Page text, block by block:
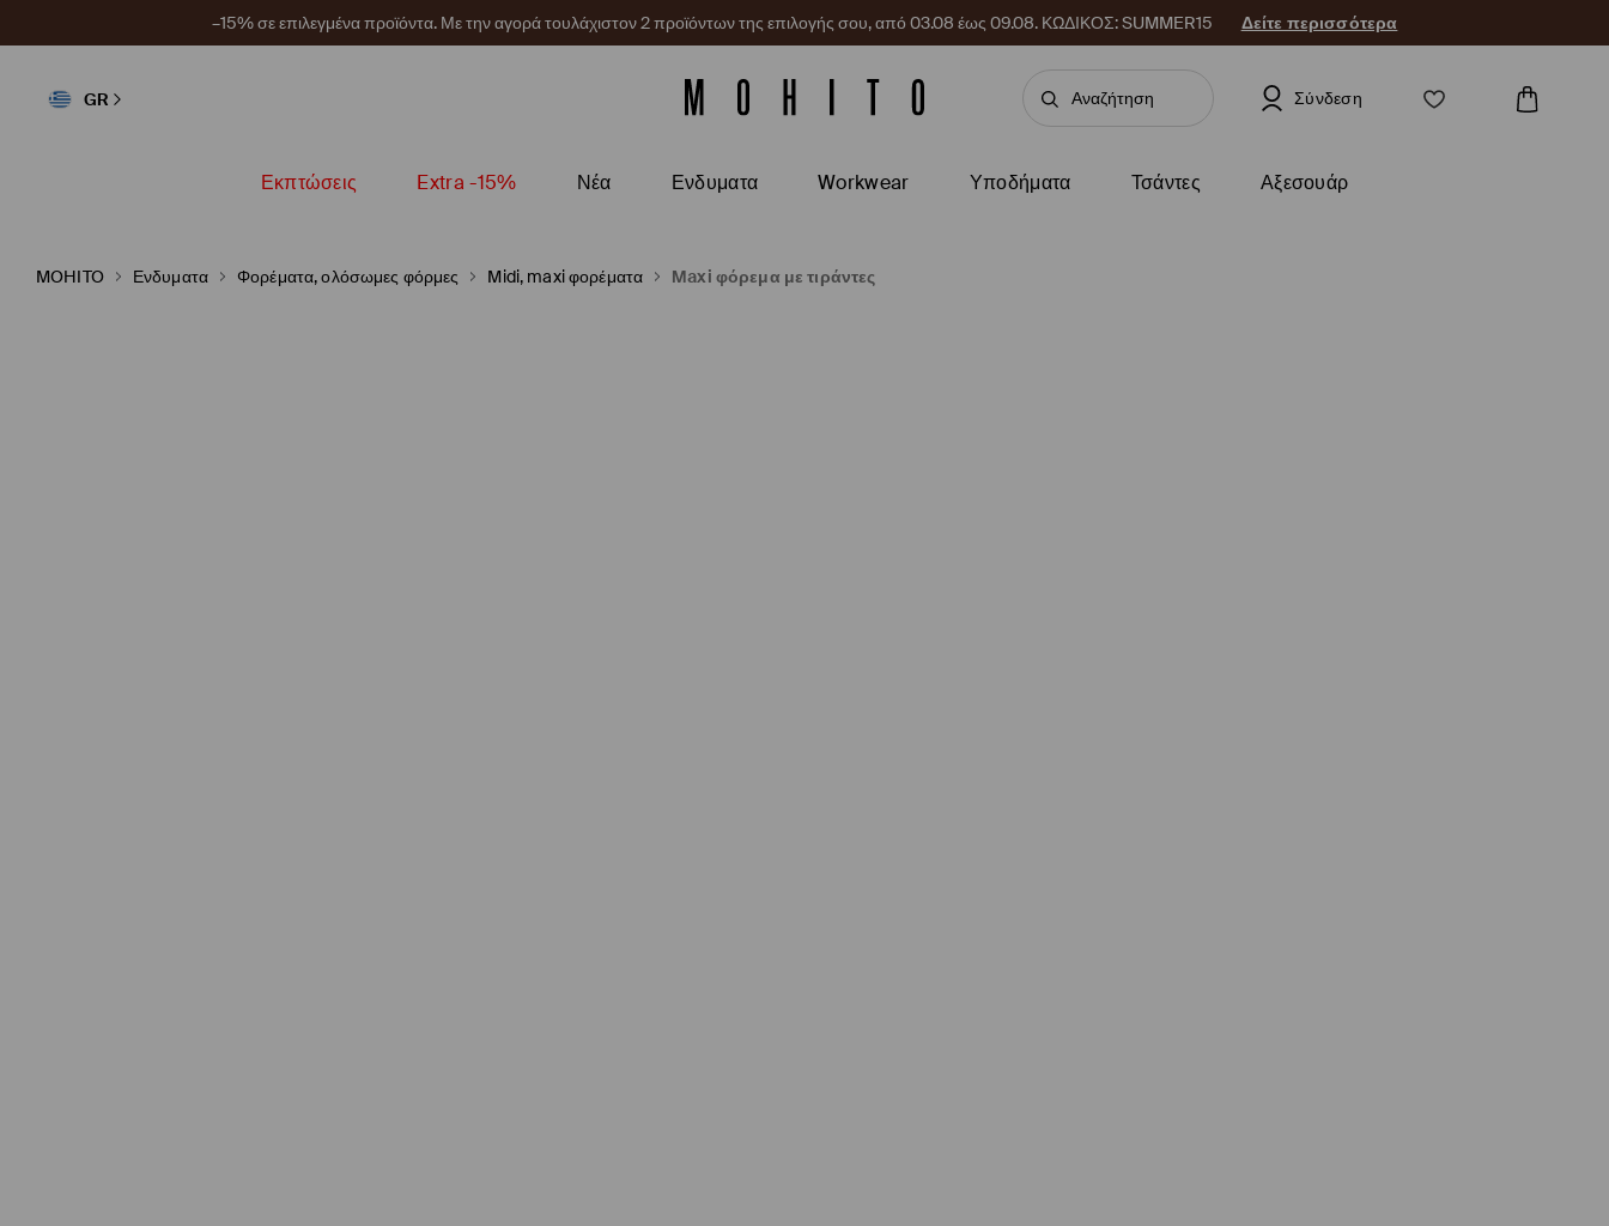
–15% σε επιλεγμένα προϊόντα. Με την αγορά τουλάχιστον 2 προϊόντων της επιλογής σου, από 03.08 έως 09.08. ΚΩΔΙΚΟΣ: SUMMER15 Δείτε περισσότερα
GR Σύνδεση
Εκπτώσεις Extra -15% Νέα Ενδυματα Workwear Υποδήματα Τσάντες Αξεσουάρ
MOHITO Ενδυματα Φορέματα, ολόσωμες φόρμες Midi, maxi φορέματα Maxi φόρεμα με τιράντες